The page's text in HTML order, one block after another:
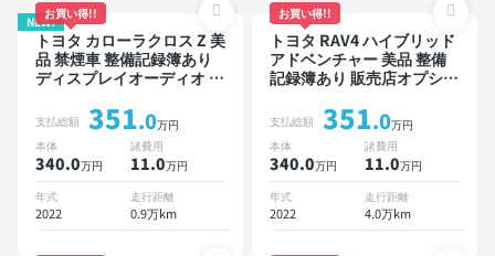
NEW!
お買い得!!
トヨタ カローラクロス Z 美
品 禁煙車 整備記録簿あり
ディスプレイオーディオ ※
スポットモニター オートク
ルーズ スマートキー ETC
電動バックドア バックモニ
ター 全方位カメラ ドライ
ブレコーダー 衝突軽減
支払総額 351.0万円
本体
340.0万円
諸費用
11.0万円
年式
2022
走行距離
0.9万km
お買い得!!
トヨタ RAV4 ハイブリッド
アドベンチャー 美品 整備
記録簿あり 販売店オプショ
ットモニター デジタルイン
ナーミラー オートクルーズ
スマートキー ETC バック
モニター ドライブレコーダ
ー 衝突軽減
支払総額 351.0万円
本体
340.0万円
諸費用
11.0万円
年式
2022
走行距離
4.0万km